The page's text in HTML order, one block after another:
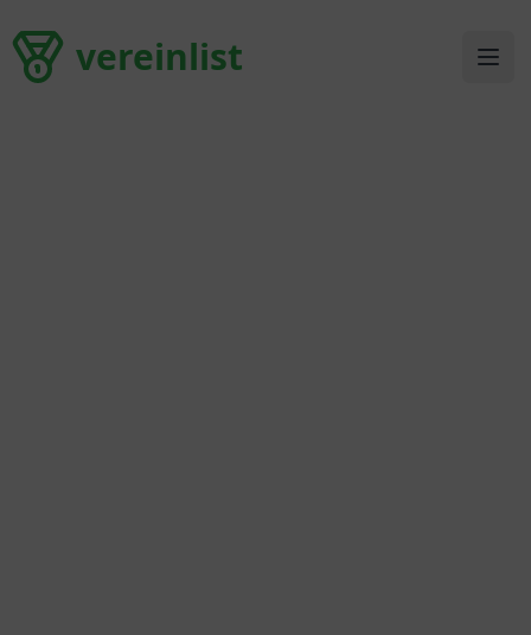
vereinlistvereinlist